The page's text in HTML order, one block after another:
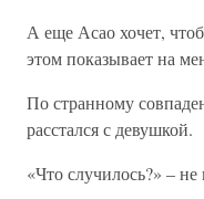
А еще Асао хочет,
этом показывает на
По странному
расстался с девушкой.
«Что случилось?» – не